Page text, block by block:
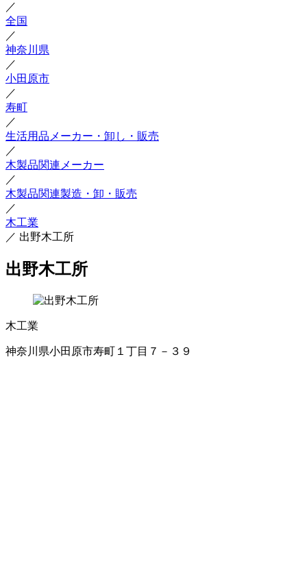
／
全国
／
神奈川県
／
小田原市
／
寿町
／
生活用品メーカー・卸し・販売
／
木製品関連メーカー
／
木製品関連製造・卸・販売
／
木工業
／ 出野木工所
出野木工所
木工業
神奈川県小田原市寿町１丁目７－３９